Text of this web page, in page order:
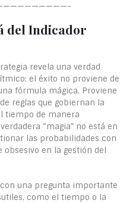
del Indicador
revela una verdad
el éxito no proviene de
fórmula mágica. Proviene
reglas que gobiernan la
tiempo de manera
“magia” no está en
las probabilidades con
obsesivo en la gestión del
una pregunta importante
como el tiempo o la